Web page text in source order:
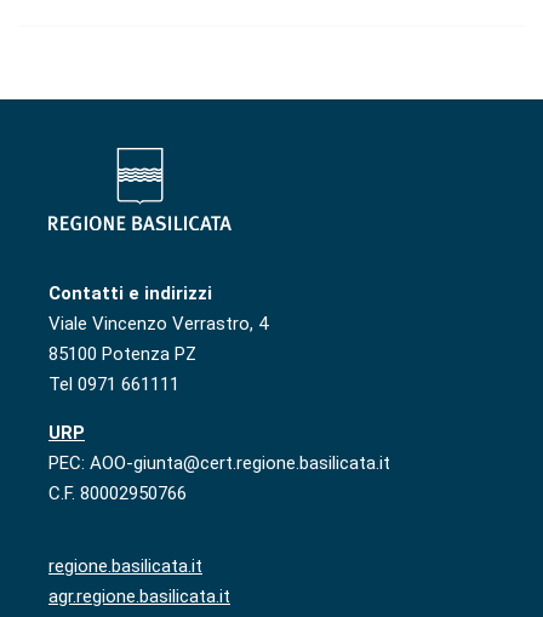
Contatti e indirizzi
Viale Vincenzo Verrastro, 4
85100 Potenza PZ
Tel 0971 661111
URP
PEC: AOO-giunta@cert.regione.basilicata.it
C.F. 80002950766
regione.basilicata.it
agr.regione.basilicata.it